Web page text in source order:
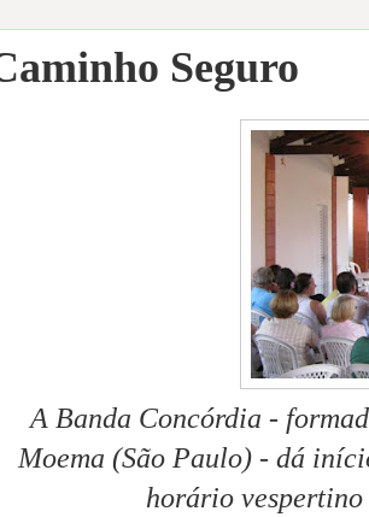
Seguro
A Banda Concórdia -
Moema (São Paulo) - dá
horário vespertino